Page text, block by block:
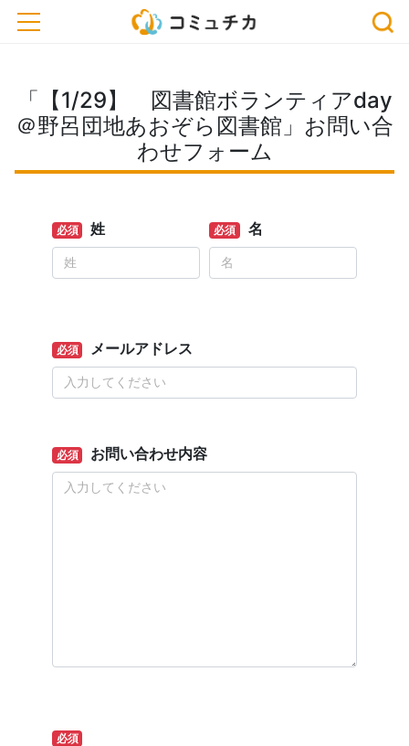
toggle navigation
「【1/29】 図書館ボランティアday
＠野呂団地あおぞら図書館」お問い合
わせフォーム
必須 姓 必須 名
必須 メールアドレス
必須 お問い合わせ内容
必須